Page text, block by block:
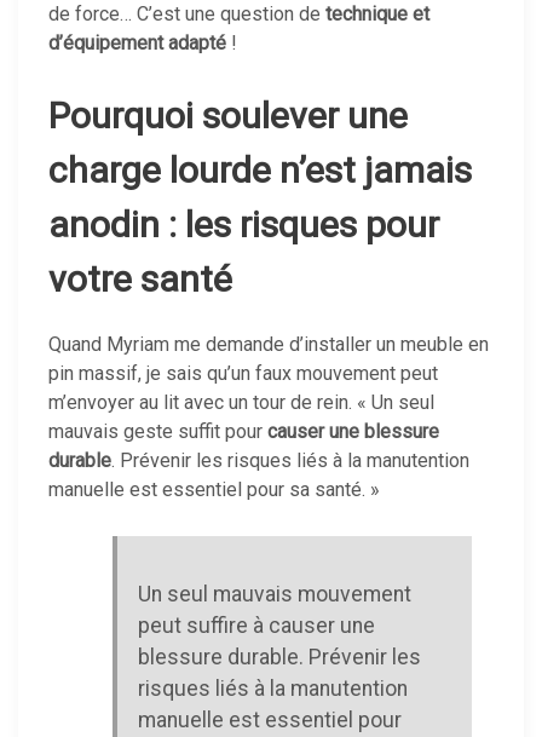
de force… C’est une question de technique et
d’équipement adapté !
Pourquoi soulever une
charge lourde n’est jamais
anodin : les risques pour
votre santé
Quand Myriam me demande d’installer un meuble en
pin massif, je sais qu’un faux mouvement peut
m’envoyer au lit avec un tour de rein. « Un seul
mauvais geste suffit pour causer une blessure
durable. Prévenir les risques liés à la manutention
manuelle est essentiel pour sa santé. »
Un seul mauvais mouvement
peut suffire à causer une
blessure durable. Prévenir les
risques liés à la manutention
manuelle est essentiel pour